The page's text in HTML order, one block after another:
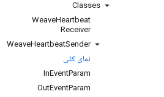
Classes
WeaveHeartbeat
Receiver
WeaveHeartbeatSender
نمای کلی
InEventParam
OutEventParam